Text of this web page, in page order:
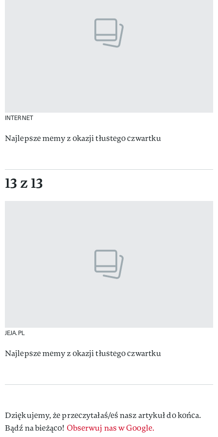
INTERNET
Najlepsze memy z okazji tłustego czwartku
13 z 13
JEJA.PL
Najlepsze memy z okazji tłustego czwartku
Dziękujemy, że przeczytałaś/eś nasz artykuł do końca.
Bądź na bieżąco! Obserwuj nas w Google.